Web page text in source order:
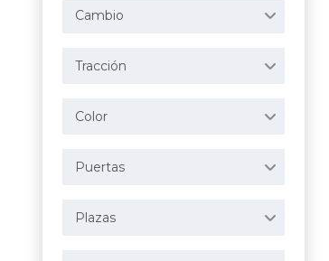
Cambio
Tracción
Color
Puertas
Plazas